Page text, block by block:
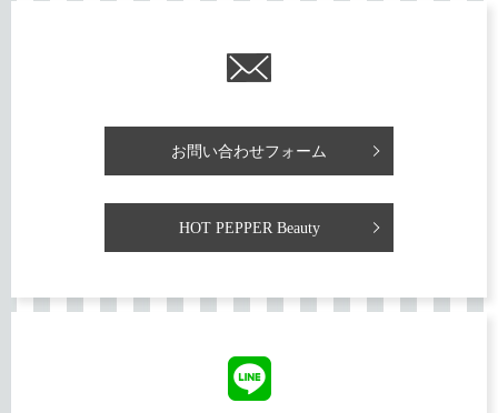
お問い合わせフォーム
HOT PEPPER Beauty